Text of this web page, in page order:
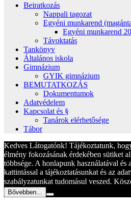
Beiratkozás
Nappali tagozat
Egyéni munkarend
Egyéni munkarend
Távoktatás
Tankönyv
Általános iskola
Gimnázium
GYIK gimnázium
BEMUTATKOZÁS
Dokumentumok
Adatvédelem
Kapcsolat és §
Tanárok elérhetősége
Tábor
Kedves Látogatónk! Tájékoztatunk,
élmény fokozásának érdekében sütiket
többsége. A honlapunk használatával és
kattintással a tájékoztatásunkat és az
szabályzatunkat tudomásul veszed.
Bővebben...